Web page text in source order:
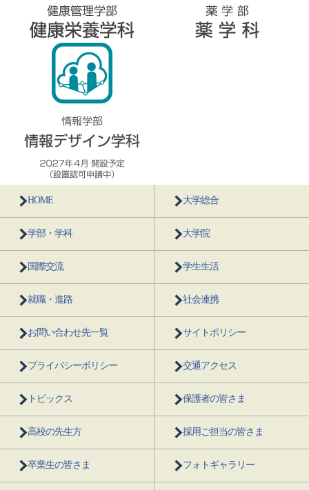
HOME 大学総合
学部・学科 大学院
国際交流 学生生活
就職・進路 社会連携
お問い合わせ先一覧 サイトポリシー
プライバシーポリシー 交通アクセス
トピックス 保護者の皆さま
高校の先生方 採用ご担当の皆さま
卒業生の皆さま フォトギャラリー